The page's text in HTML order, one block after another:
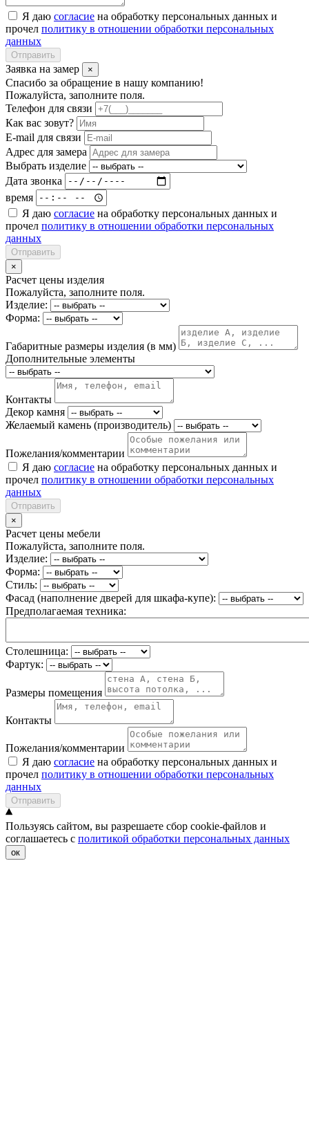
Я даю согласие на обработку персональных данных и
прочел политику в отношении обработки персональных
данных
Отправить
Заявка на замер ×
Спасибо за обращение в нашу компанию!
Пожалуйста, заполните поля.
Телефон для связи
Как вас зовут?
E-mail для связи
Адрес для замера
Выбрать изделие
Дата звонка
время
Я даю согласие на обработку персональных данных и
прочел политику в отношении обработки персональных
данных
Отправить
×
Расчет цены изделия
Пожалуйста, заполните поля.
Изделие:
Форма:
Габаритные размеры изделия (в мм)
Дополнительные элементы
Контакты
Декор камня
Желаемый камень (производитель)
Пожелания/комментарии
Я даю согласие на обработку персональных данных и
прочел политику в отношении обработки персональных
данных
Отправить
×
Расчет цены мебели
Пожалуйста, заполните поля.
Изделие:
Форма:
Стиль:
Фасад (наполнение дверей для шкафа-купе):
Предполагаемая техника:
Столешница:
Фартук:
Размеры помещения
Контакты
Пожелания/комментарии
Я даю согласие на обработку персональных данных и
прочел политику в отношении обработки персональных
данных
Отправить
Пользуясь сайтом, вы разрешаете сбор cookie-файлов и
соглашаетесь с политикой обработки персональных данных
ок